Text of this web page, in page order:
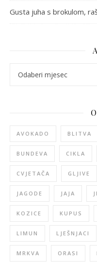
Gusta juha s brokulom,
AVOKADO BLITVA
BUNDEVA CIKLA
CVJETAČA GLJIVE
JAGODE JAJA
KOZICE KUPUS
LIMUN LJEŠNJACI
MRKVA ORASI